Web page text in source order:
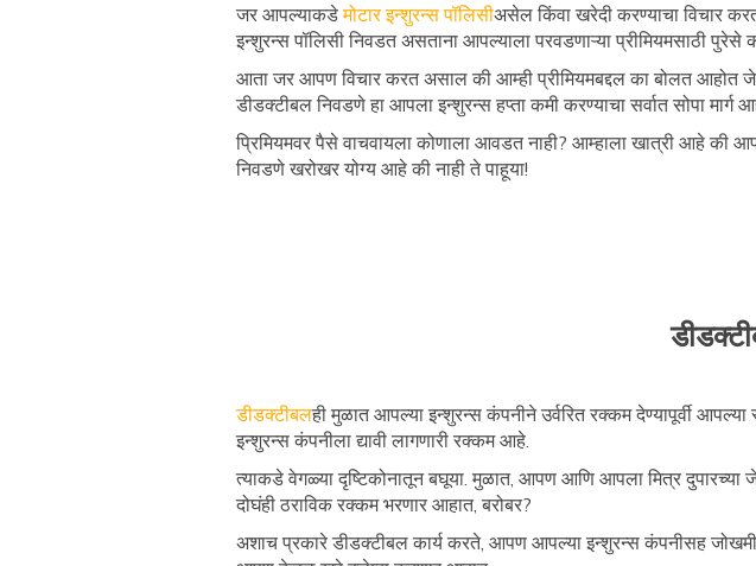
जर आपल्याकडेमोटार इन्शुरन्स पॉलिसीअसेल किंवा खरेदी करण्याचा विचार
इन्शुरन्स पॉलिसी निवडत असताना आपल्याला परवडणाऱ्या प्रीमियमसाठी
आता जर आपण विचार करत असाल की आम्ही प्रीमियमबद्दल का बोलत आहोत
डीडक्टीबल निवडणे हा आपला इन्शुरन्स हप्ता कमी करण्याचा सर्वात सोपा मार्ग
प्रिमियमवर पैसे वाचवायला कोणाला आवडत नाही? आम्हाला खात्री आहे की
निवडणे खरोखर योग्य आहे की नाही ते पाहूया!
डीडक्टीबलही मुळात आपल्या इन्शुरन्स कंपनीने उर्वरित रक्कम देण्यापूर्वी
इन्शुरन्स कंपनीला द्यावी लागणारी रक्कम आहे.
त्याकडे वेगळ्या दृष्टिकोनातून बघूया. मुळात, आपण आणि आपला मित्र
दोघंही ठराविक रक्कम भरणार आहात, बरोबर?
अशाच प्रकारे डीडक्टीबल कार्य करते, आपण आपल्या इन्शुरन्स कंपनीसह